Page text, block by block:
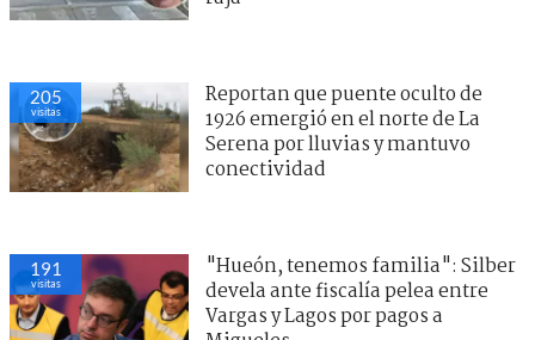
205
visitas
Reportan que puente oculto de
1926 emergió en el norte de La
Serena por lluvias y mantuvo
conectividad
191
visitas
"Hueón, tenemos familia": Silber
devela ante fiscalía pelea entre
Vargas y Lagos por pagos a